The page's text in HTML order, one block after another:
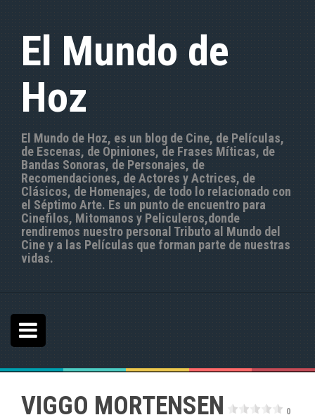
El Mundo de
Hoz
El Mundo de Hoz, es un blog de Cine, de Películas,
de Escenas, de Opiniones, de Frases Míticas, de
Bandas Sonoras, de Personajes, de
Recomendaciones, de Actores y Actrices, de
Clásicos, de Homenajes, de todo lo relacionado con
el Séptimo Arte. Es un punto de encuentro para
Cinefilos, Mitomanos y Peliculeros,donde
rendiremos nuestro personal Tributo al Mundo del
Cine y a las Películas que forman parte de nuestras
vidas.
VIGGO MORTENSEN 0